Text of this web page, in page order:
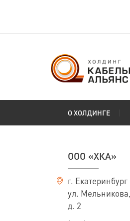
О ХОЛДИНГЕ
ООО «ХКА»
г. Екатеринбург
ул. Мельникова,
д. 2